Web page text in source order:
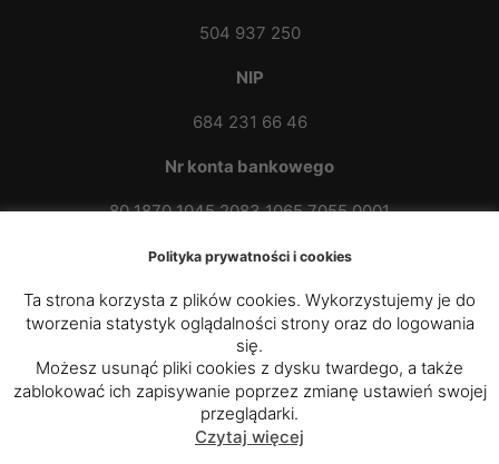
504 937 250
NIP
684 231 66 46
Nr konta bankowego
80 1870 1045 2083 1065 7055 0001
Parafia Rzymskokatolicka p.w. św.
Kazimierza Królewicza w Przybówce
Polityka prywatności i cookies
Ta strona korzysta z plików cookies. Wykorzystujemy je do
tworzenia statystyk oglądalności strony oraz do logowania
się.
Możesz usunąć pliki cookies z dysku twardego, a także
zablokować ich zapisywanie poprzez zmianę ustawień swojej
przeglądarki.
Czytaj więcej